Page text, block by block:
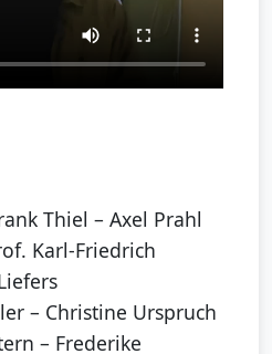
Thiel – Axel Prahl
Karl-Friedrich
– Christine Urspruch
– Frederike